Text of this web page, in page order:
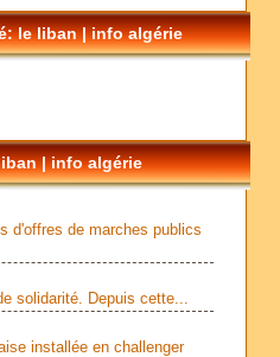
le liban | info algérie
| info algérie
d'offres de marches publics
solidarité. Depuis cette...
installée en challenger